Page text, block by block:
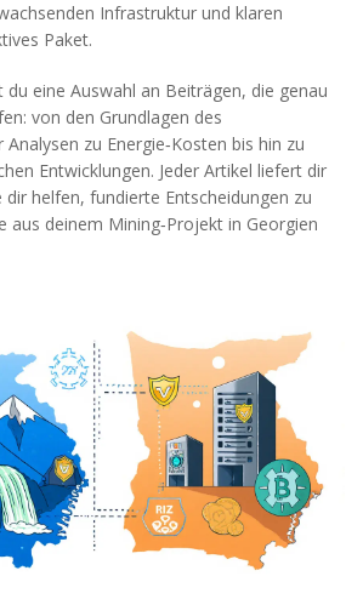
Infrastruktur und klaren
Paket.
eine Auswahl an Beiträgen, die genau
von den Grundlagen des
Analysen zu Energie‑Kosten bis hin zu
Entwicklungen. Jeder Artikel liefert dir
dir helfen, fundierte Entscheidungen zu
aus deinem Mining‑Projekt in Georgien